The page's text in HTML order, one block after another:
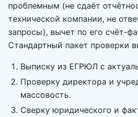
проблемным (не сдаёт
технической компании, не
запросы), вычет по его счёт-
Стандартный пакет проверки
Выписку из ЕГРЮЛ с
Проверку директора и
массовость.
Сверку юридического и